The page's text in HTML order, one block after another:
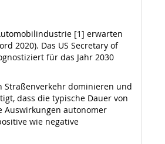
[1] erwarten
2020). Das US Secretary of
für das Jahr 2030
Straßenverkehr dominieren und
dass die typische Dauer von
Auswirkungen autonomer
wie negative